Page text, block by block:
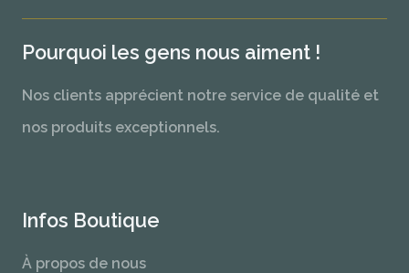
Pourquoi les gens nous aiment !
Nos clients apprécient notre service de qualité et
nos produits exceptionnels.
Infos Boutique
À propos de nous